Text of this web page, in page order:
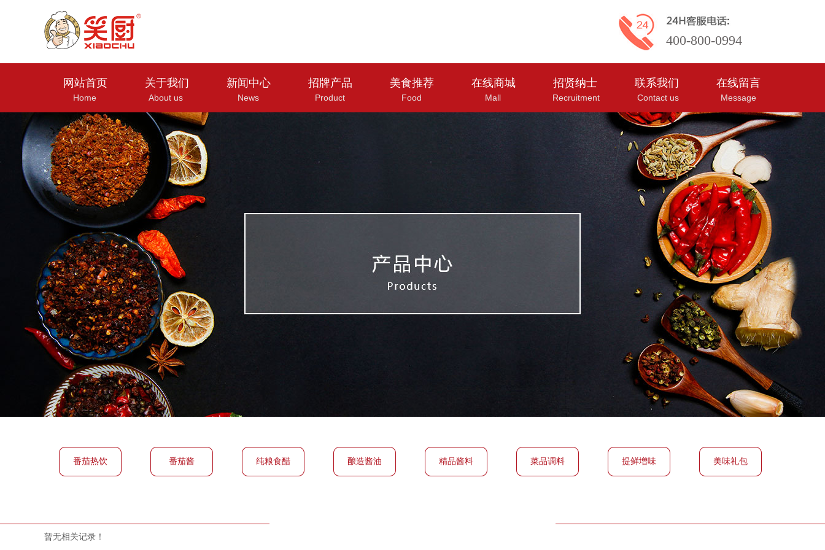
400-800-0994
Recruitment
Home About us News Product Food Contact us
网站首页 关于我们 新闻中心 招牌产品 美食推荐 在线商城 招贤纳士 联系我们 在线留言
Mall Message
番茄热饮 番茄酱 纯粮食醋 酿造酱油 精品酱料 菜品调料 提鲜増味 美味礼包
暂无相关记录！